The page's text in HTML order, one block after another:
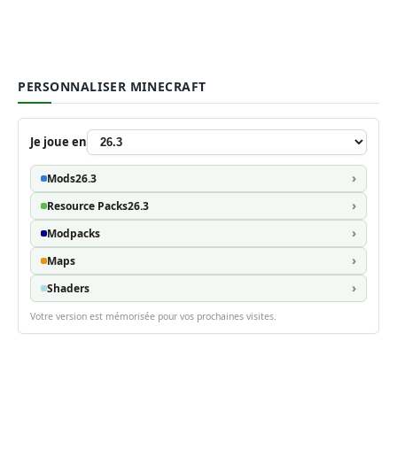
PERSONNALISER MINECRAFT
Je joue en
Mods26.3
Resource Packs26.3
Modpacks
Maps
Shaders
Votre version est mémorisée pour vos prochaines visites.